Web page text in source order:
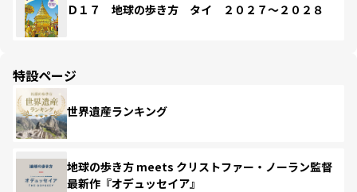
Ｄ１７ 地球の歩き方 タイ ２０２７～２０２８
特設ページ
世界遺産ランキング
地球の歩き方 meets クリストファー・ノーラン監督
最新作『オデュッセイア』